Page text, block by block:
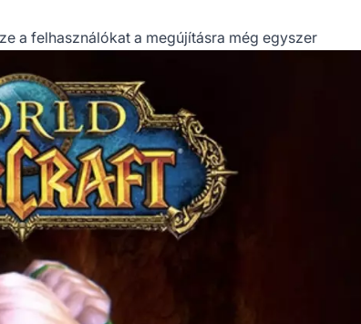
a felhasználókat a megújításra még egyszer